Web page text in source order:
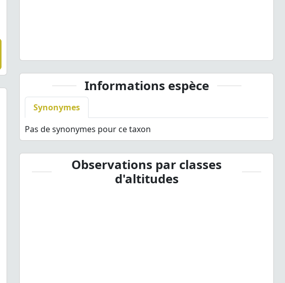
Informations espèce
Synonymes
Pas de synonymes pour ce taxon
Observations par classes
d'altitudes